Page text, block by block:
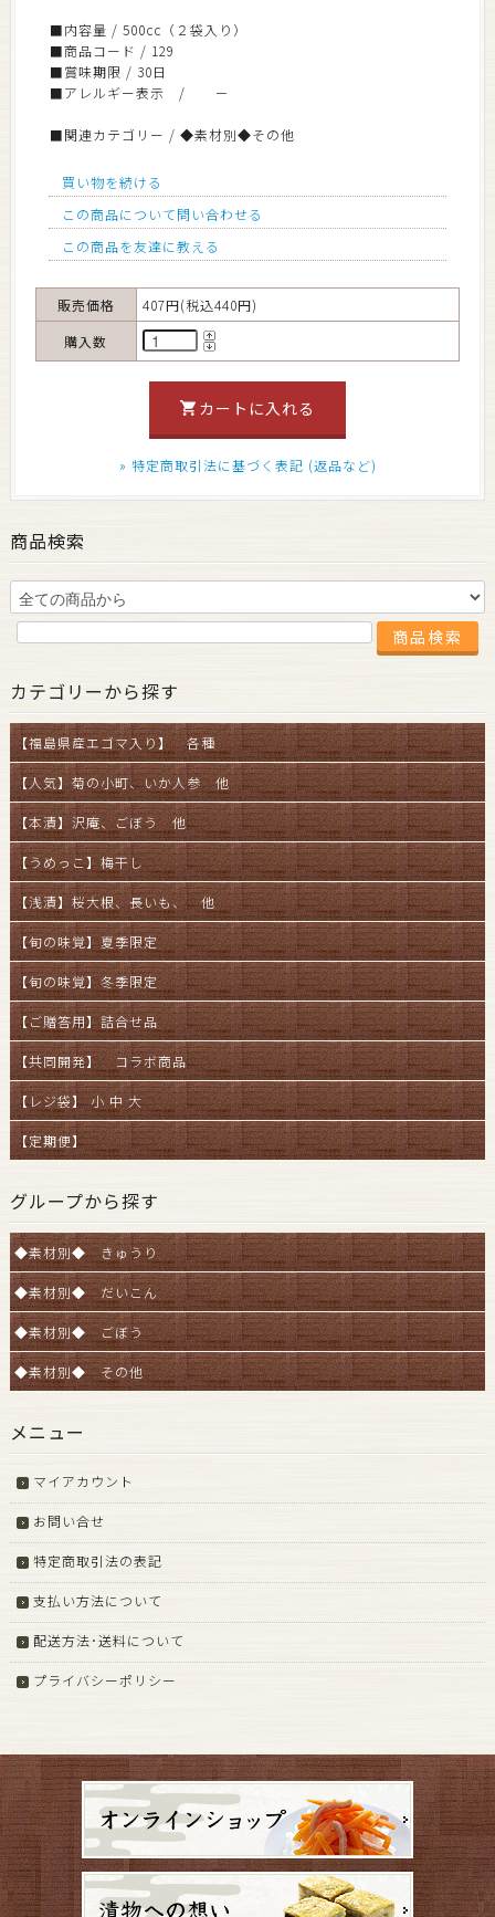
■内容量 / 500cc（２袋入り）
■商品コード / 129
■賞味期限 / 30日
■アレルギー表示 / －
■関連カテゴリー / ◆素材別◆その他
買い物を続ける
この商品について問い合わせる
この商品を友達に教える
販売価格
407円(税込440円)
購入数
» 特定商取引法に基づく表記 (返品など)
商品検索
カテゴリーから探す
【福島県産エゴマ入り】 各種
【人気】菊の小町、いか人参 他
【本漬】沢庵、ごぼう 他
【うめっこ】梅干し
【浅漬】桜大根、長いも、 他
【旬の味覚】夏季限定
【旬の味覚】冬季限定
【ご贈答用】詰合せ品
【共同開発】 コラボ商品
【レジ袋】 小 中 大
【定期便】
グループから探す
◆素材別◆ きゅうり
◆素材別◆ だいこん
◆素材別◆ ごぼう
◆素材別◆ その他
メニュー
マイアカウント
お問い合せ
特定商取引法の表記
支払い方法について
配送方法･送料について
プライバシーポリシー